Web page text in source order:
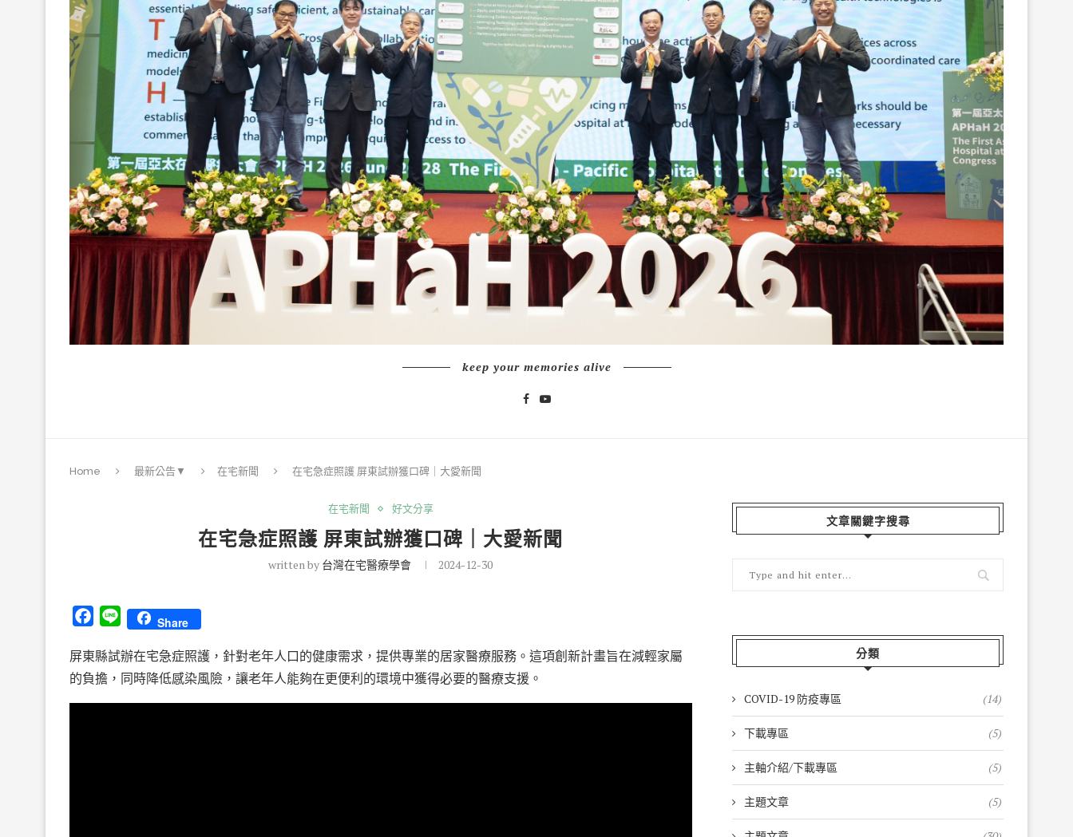
keep your memories alive
Home 最新公告▼ 在宅新聞 在宅急症照護 屏東試辦獲口碑｜大愛新聞
在宅新聞 好文分享
在宅急症照護 屏東試辦獲口碑｜大愛新聞
written by 台灣在宅醫療學會 2024-12-30
Facebook
Line Share
屏東縣試辦在宅急症照護，針對老年人口的健康需求，提供專業的居家醫療服務。這項創新計畫旨在減輕家屬
的負擔，同時降低感染風險，讓老年人能夠在更便利的環境中獲得必要的醫療支援。
文章關鍵字搜尋
分類
COVID-19 防疫專區 (14)
下載專區 (5)
主軸介紹/下載專區 (5)
主題文章 (5)